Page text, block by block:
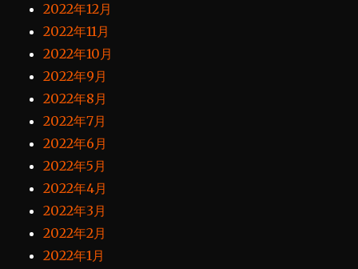
2022年12月
2022年11月
2022年10月
2022年9月
2022年8月
2022年7月
2022年6月
2022年5月
2022年4月
2022年3月
2022年2月
2022年1月